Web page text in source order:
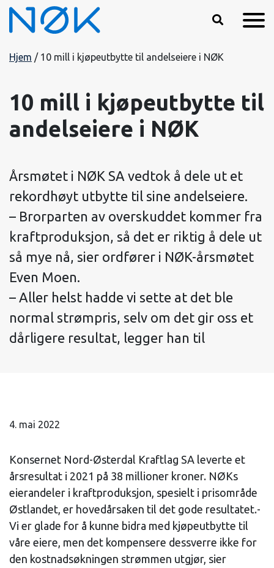
Hopp til hovedinnhold
Hjem / 10 mill i kjøpeutbytte til andelseiere i NØK
10 mill i kjøpeutbytte til
andelseiere i NØK
Årsmøtet i NØK SA vedtok å dele ut et
rekordhøyt utbytte til sine andelseiere.
– Brorparten av overskuddet kommer fra
kraftproduksjon, så det er riktig å dele ut
så mye nå, sier ordfører i NØK-årsmøtet
Even Moen.
– Aller helst hadde vi sette at det ble
normal strømpris, selv om det gir oss et
dårligere resultat, legger han til
4. mai 2022
Konsernet Nord-Østerdal Kraftlag SA leverte et
årsresultat i 2021 på 38 millioner kroner. NØKs
eierandeler i kraftproduksjon, spesielt i prisområde
Østlandet, er hovedårsaken til det gode resultatet.-
Vi er glade for å kunne bidra med kjøpeutbytte til
våre eiere, men det kompensere dessverre ikke for
den kostnadsøkningen strømmen utgjør, sier